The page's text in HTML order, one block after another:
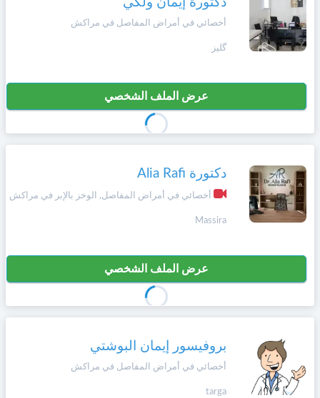
أخصائي في أمراض المفاصل في مراكش
گليز
عرض الملف الشخصي
دكتورة Alia Rafi
أخصائي في أمراض المفاصل, الوخز بالإبر في مراكش
Massira
عرض الملف الشخصي
بروفيسور إيمان البوشتي
أخصائي في أمراض المفاصل في مراكش
targa